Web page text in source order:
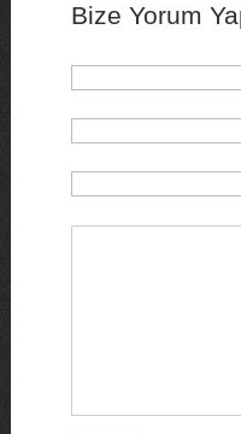
Bize Yorum